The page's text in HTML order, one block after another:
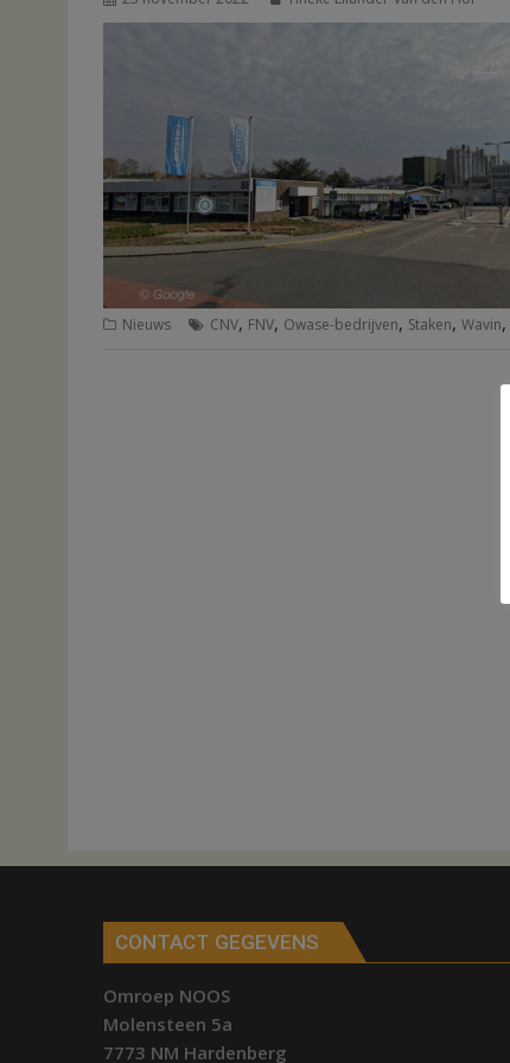
Nieuws CNV, FNV, Owase-bedrijven, Staken, Wavin,
CONTACT GEGEVENS
Omroep NOOS
Molensteen 5a
7773 NM Hardenberg